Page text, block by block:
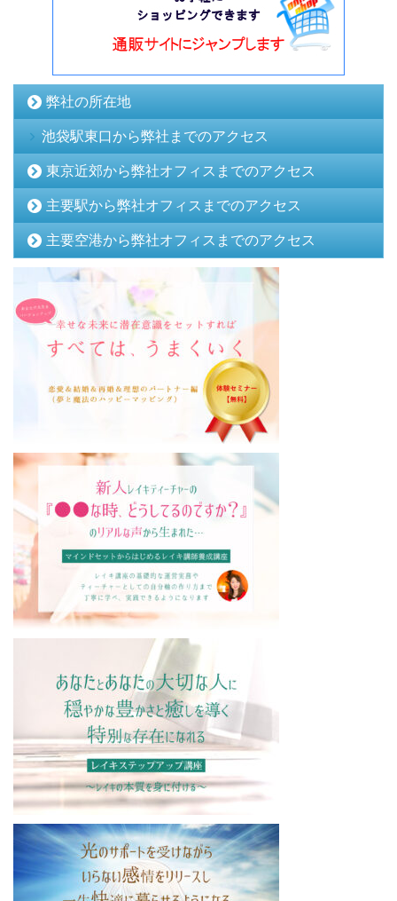
弊社の所在地
池袋駅東口から弊社までのアクセス
東京近郊から弊社オフィスまでのアクセス
主要駅から弊社オフィスまでのアクセス
主要空港から弊社オフィスまでのアクセス